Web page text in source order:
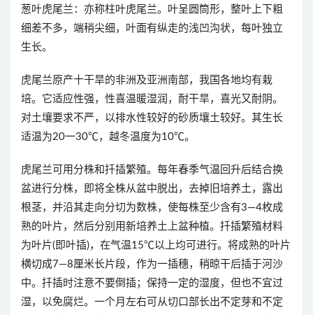
葱叶虎尾兰：亦称柱叶虎尾兰。叶呈圆筒形，整叶上下粗
细差不多，端稍尖细，叶面有纵走的浅凹沟状，每叶独立
生长。
虎尾兰原产十干旱的非洲及亚洲南部，我国各地均有栽
培。它适应性强，性喜温暖湿润，耐干旱，喜光又耐阴。
对土壤要求不严，以排水性较好的砂质壤土较好。其生长
适温为20一30℃，越冬温度为10℃。
虎尾兰可用分株和扦插繁殖。每年春季气温回升后结合换
盆进行分株，即将全株从盆中脱出，去掉旧培养土，露出
根茎，并沿其走向分切为数株，使每株至少含有3—4枚成
熟的叶片，然后分别用新培养土上盆种植。扦插繁殖材料
为叶片(即叶插)，在气温15℃以上均可进行。将成熟的叶片
横切成7—8厘米长片段，作为一插穗，稍晾干后插于河沙
中。扦插时注意不要倒插；保持一定的湿度，但也不宜过
湿，以免腐烂。一个月左右可从切口部长出不定芽和不定